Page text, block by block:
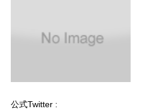
公式Twitter :